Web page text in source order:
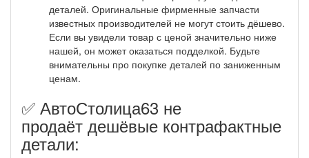
деталей. Оригинальные фирменные запчасти
известных производителей не могут стоить дёшево.
Если вы увидели товар с ценой значительно ниже
нашей, он может оказаться подделкой. Будьте
внимательны про покупке деталей по заниженным
ценам.
✅ АвтоСтолица63 не
продаёт дешёвые контрафактные
детали: